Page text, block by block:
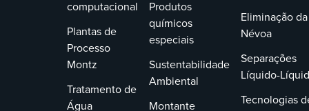
computacional
Plantas de
Processo
Montz
Tratamento de
Água
Produtos
químicos
especiais
Sustentabilidade
Ambiental
Montante
Eliminação da
Névoa
Separações
Líquido-
Tecnologias